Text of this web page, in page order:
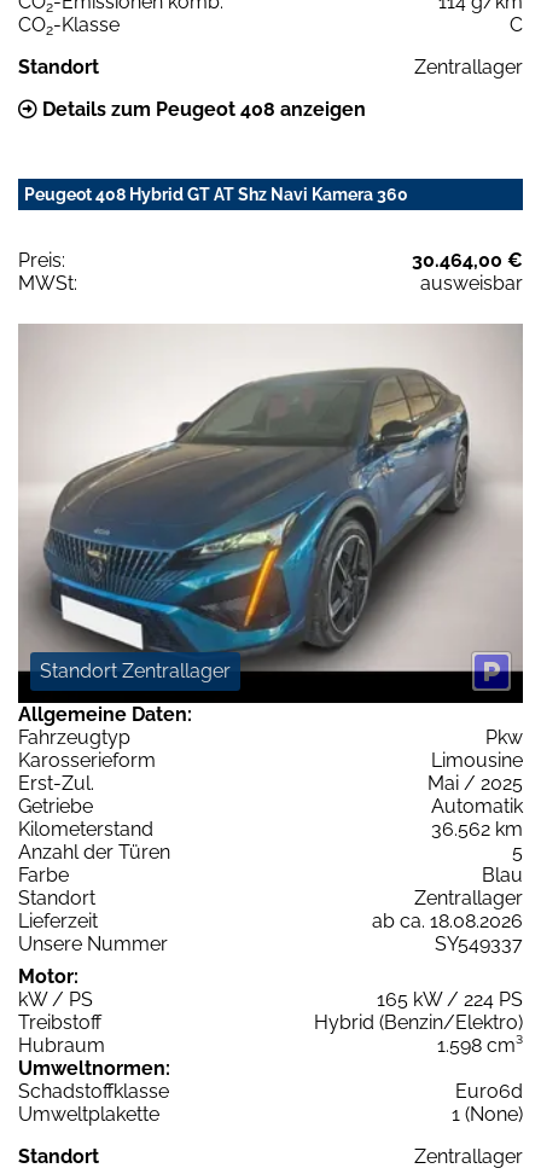
2
CO2-Klasse
C
Standort
Zentrallager
Details zum Peugeot 408 anzeigen
Peugeot 408 Hybrid GT AT Shz Navi Kamera 360
Preis:
30.464,00 €
MWSt:
ausweisbar
Standort Zentrallager
Allgemeine Daten:
Fahrzeugtyp
Pkw
Karosserieform
Limousine
Erst-Zul.
Mai / 2025
Getriebe
Automatik
Kilometerstand
36.562 km
Anzahl der Türen
5
Farbe
Blau
Standort
Zentrallager
Lieferzeit
ab ca. 18.08.2026
Unsere Nummer
SY549337
Motor:
kW / PS
165 kW / 224 PS
Treibstoff
Hybrid (Benzin/Elektro)
Hubraum
1.598 cm³
Umweltnormen:
Schadstoffklasse
Euro6d
Umweltplakette
1 (None)
Standort
Zentrallager